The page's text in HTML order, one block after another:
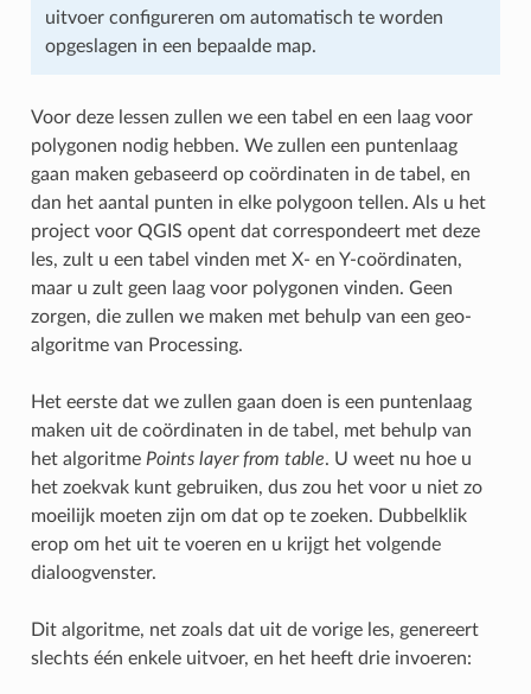
uitvoer configureren om automatisch te worden
opgeslagen in een bepaalde map.
Voor deze lessen zullen we een tabel en een laag voor
polygonen nodig hebben. We zullen een puntenlaag
gaan maken gebaseerd op coördinaten in de tabel, en
dan het aantal punten in elke polygoon tellen. Als u het
project voor QGIS opent dat correspondeert met deze
les, zult u een tabel vinden met X- en Y-coördinaten,
maar u zult geen laag voor polygonen vinden. Geen
zorgen, die zullen we maken met behulp van een geo-
algoritme van Processing.
Het eerste dat we zullen gaan doen is een puntenlaag
maken uit de coördinaten in de tabel, met behulp van
het algoritme Points layer from table. U weet nu hoe u
het zoekvak kunt gebruiken, dus zou het voor u niet zo
moeilijk moeten zijn om dat op te zoeken. Dubbelklik
erop om het uit te voeren en u krijgt het volgende
dialoogvenster.
Dit algoritme, net zoals dat uit de vorige les, genereert
slechts één enkele uitvoer, en het heeft drie invoeren: